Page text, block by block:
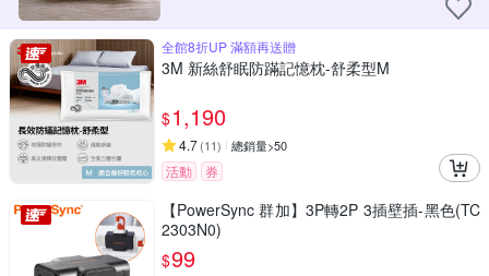
全館8折UP 滿額再送贈
3M 新絲舒眠防蹣記憶枕-舒柔型M
$1,190
4.7(11) 總銷量>50
活動 券
【PowerSync 群加】3P轉2P 3插壁插-黑色(TC
2303N0)
$99